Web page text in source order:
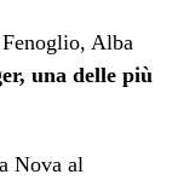
Alba
una delle più
Nova al